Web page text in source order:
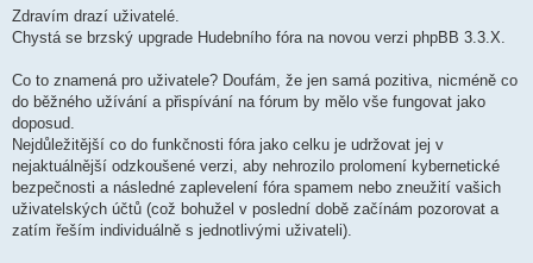
í
p
e
k
Zdravím drazí uživatelé.
Chystá se brzský upgrade Hudebního fóra na novou verzi phpBB 3.3.X.
Co to znamená pro uživatele? Doufám, že jen samá pozitiva, nicméně co
do běžného užívání a přispívání na fórum by mělo vše fungovat jako
doposud.
Nejdůležitější co do funkčnosti fóra jako celku je udržovat jej v
nejaktuálnější odzkoušené verzi, aby nehrozilo prolomení kybernetické
bezpečnosti a následné zaplevelení fóra spamem nebo zneužití vašich
uživatelských účtů (což bohužel v poslední době začínám pozorovat a
zatím řeším individuálně s jednotlivými uživateli).